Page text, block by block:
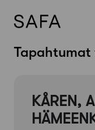
Skip
KÅREN,